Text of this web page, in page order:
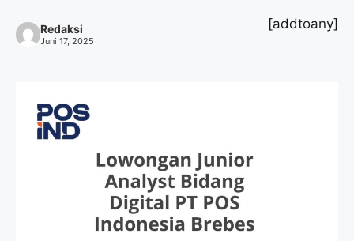
Redaksi
Juni 17, 2025
[addtoany]